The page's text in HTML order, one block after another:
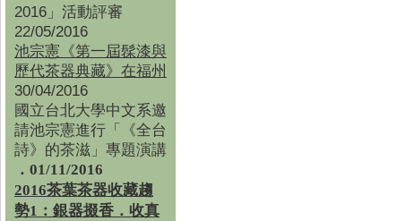
2016」活動評審
22/05/2016
池宗憲《第一屆髹漆與
歷代茶器典藏》在福州
30/04/2016
國立台北大學中文系邀
請池宗憲進行「《全台
詩》的茶滋」專題演講
．01/11/2016
2016茶葉茶器收藏趨
勢1：銀器掇香．收真